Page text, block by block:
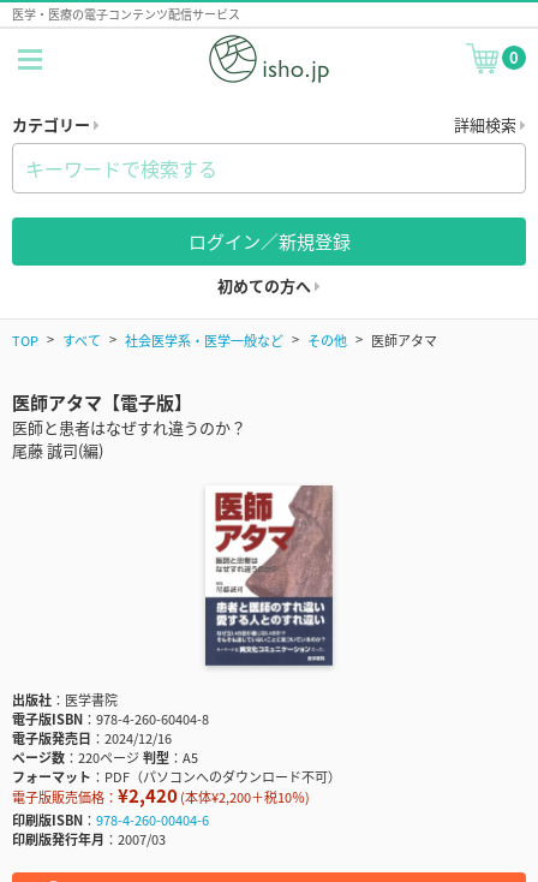
医学・医療の電子コンテンツ配信サービス
0
カテゴリー 詳細検索
ログイン／新規登録
初めての方へ
TOP すべて 社会医学系・医学一般など その他 医師アタマ
医師アタマ【電子版】
医師と患者はなぜすれ違うのか？
尾藤 誠司(編)
出版社
医学書院
電子版ISBN
978-4-260-60404-8
電子版発売日
2024/12/16
ページ数
220ページ判型
A5
フォーマット
PDF（パソコンへのダウンロード不可）
電子版販売価格： ¥2,420(本体¥2,200＋税10％)
印刷版ISBN
978-4-260-00404-6
印刷版発行年月
2007/03